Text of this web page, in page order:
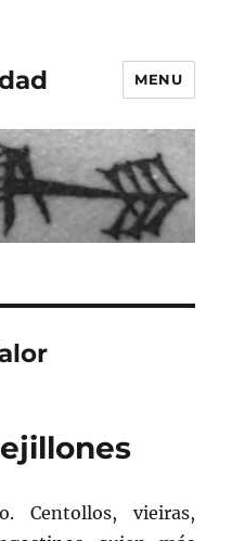
MENU
Centollos, vieiras,